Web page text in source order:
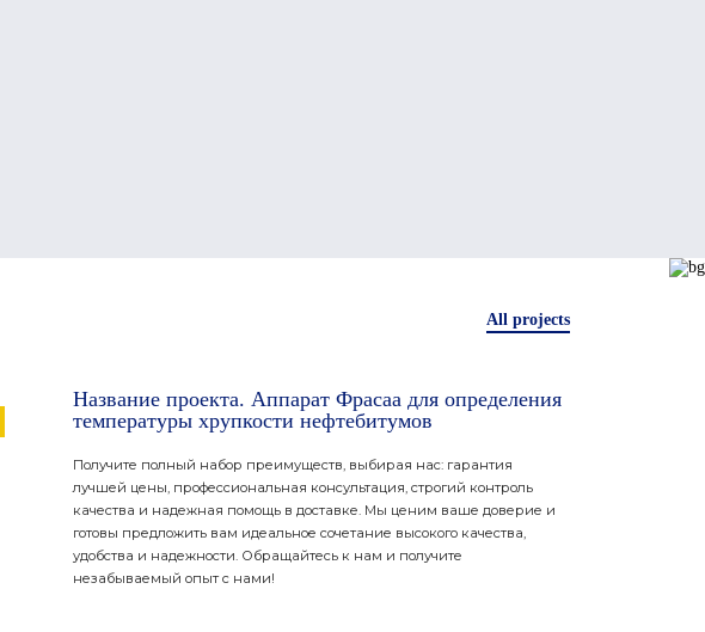
All projects
Название проекта. Аппарат Фрасаа для определения
температуры хрупкости нефтебитумов
Получите полный набор преимуществ, выбирая нас: гарантия
лучшей цены, профессиональная консультация, строгий контроль
качества и надежная помощь в доставке. Мы ценим ваше доверие и
готовы предложить вам идеальное сочетание высокого качества,
удобства и надежности. Обращайтесь к нам и получите
незабываемый опыт с нами!